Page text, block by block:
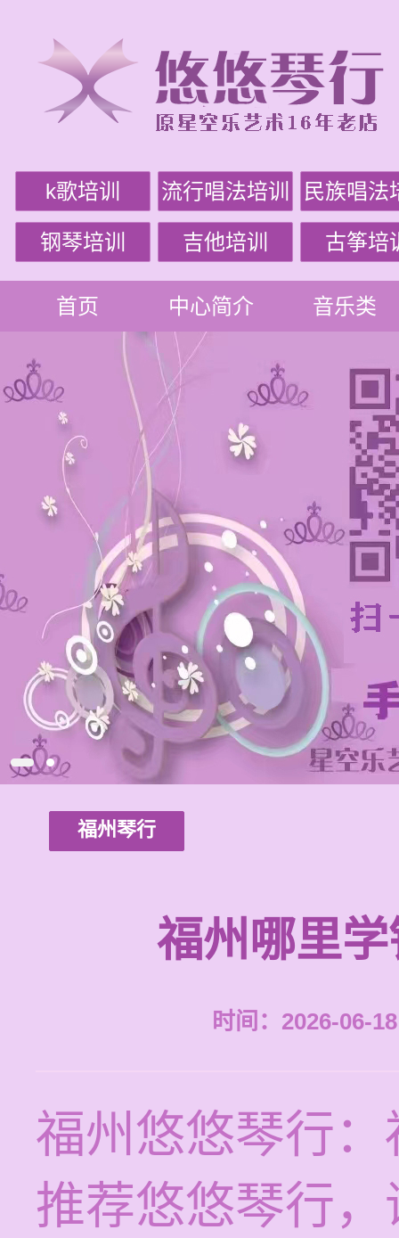
k歌培训 流行唱法培训 民族唱法
钢琴培训 吉他培训 古筝培
首页 中心简介 音乐类
福州琴行
福州哪里
时间：2026-06-
福州悠悠琴行
推荐悠悠琴行